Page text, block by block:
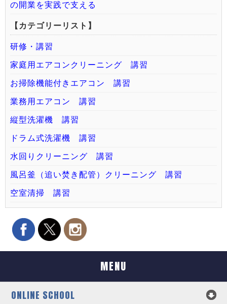
の開業を実践で支える
【カテゴリーリスト】
研修・講習
家庭用エアコンクリーニング 講習
お掃除機能付きエアコン 講習
業務用エアコン 講習
縦型洗濯機 講習
ドラム式洗濯機 講習
水回りクリーニング 講習
風呂釜（追い焚き配管）クリーニング 講習
空室清掃 講習
MENU
ONLINE SCHOOL